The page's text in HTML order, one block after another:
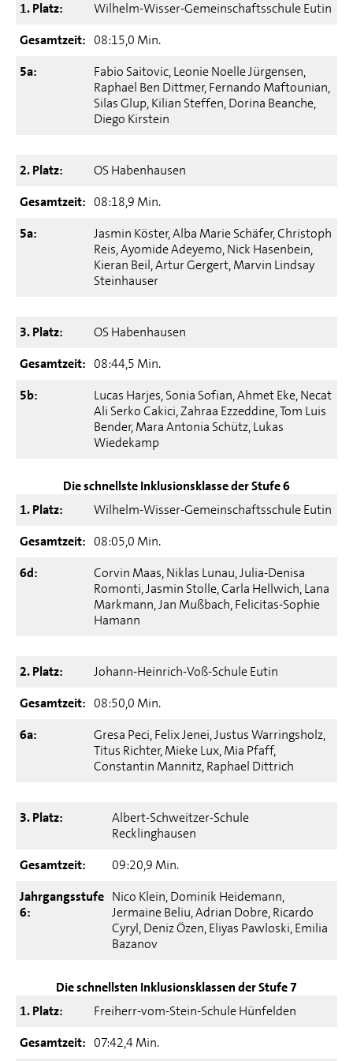
1. Platz:
Wilhelm-Wisser-Gemeinschaftsschule Eutin
Gesamtzeit: 08:15,0 Min.
5a:
Fabio Saitovic, Leonie Noelle Jürgensen,
Raphael Ben Dittmer, Fernando Maftounian,
Silas Glup, Kilian Steffen, Dorina Beanche,
Diego Kirstein
2. Platz:
OS Habenhausen
Gesamtzeit: 08:18,9 Min.
5a:
Jasmin Köster, Alba Marie Schäfer, Christoph
Reis, Ayomide Adeyemo, Nick Hasenbein,
Kieran Beil, Artur Gergert, Marvin Lindsay
Steinhauser
3. Platz:
OS Habenhausen
Gesamtzeit: 08:44,5 Min.
5b:
Lucas Harjes, Sonia Sofian, Ahmet Eke, Necat
Ali Serko Cakici, Zahraa Ezzeddine, Tom Luis
Bender, Mara Antonia Schütz, Lukas
Wiedekamp
Die schnellste Inklusionsklasse der Stufe 6
1. Platz:
Wilhelm-Wisser-Gemeinschaftsschule Eutin
Gesamtzeit: 08:05,0 Min.
6d:
Corvin Maas, Niklas Lunau, Julia-Denisa
Romonti, Jasmin Stolle, Carla Hellwich, Lana
Markmann, Jan Mußbach, Felicitas-Sophie
Hamann
2. Platz:
Johann-Heinrich-Voß-Schule Eutin
Gesamtzeit: 08:50,0 Min.
6a:
Gresa Peci, Felix Jenei, Justus Warringsholz,
Titus Richter, Mieke Lux, Mia Pfaff,
Constantin Mannitz, Raphael Dittrich
3. Platz:
Albert-Schweitzer-Schule
Recklinghausen
Gesamtzeit:
09:20,9 Min.
Jahrgangsstufe
6:
Nico Klein, Dominik Heidemann,
Jermaine Beliu, Adrian Dobre, Ricardo
Cyryl, Deniz Özen, Eliyas Pawloski, Emilia
Bazanov
Die schnellsten Inklusionsklassen der Stufe 7
1. Platz:
Freiherr-vom-Stein-Schule Hünfelden
Gesamtzeit: 07:42,4 Min.